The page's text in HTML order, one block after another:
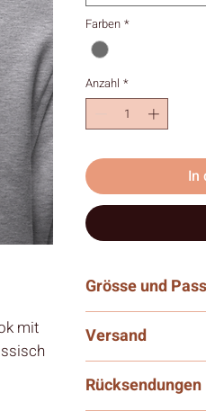
mit
Farben *
Anzahl *
In
Grösse und
dass er sowohl für
gleichermassen
du die Masse des
- Die Passform fällt
Versand
- Da nur wenige bis
Rücksendungen